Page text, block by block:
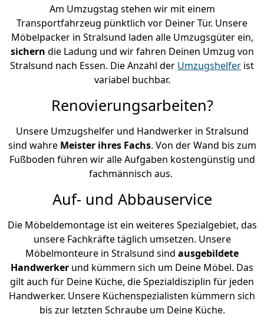
Am Umzugstag stehen wir mit einem
Transportfahrzeug pünktlich vor Deiner Tür. Unsere
Möbelpacker in Stralsund laden alle Umzugsgüter ein,
sichern die Ladung und wir fahren Deinen Umzug von
Stralsund nach Essen. Die Anzahl der Umzugshelfer ist
variabel buchbar.
Renovierungsarbeiten?
Unsere Umzugshelfer und Handwerker in Stralsund
sind wahre Meister ihres Fachs. Von der Wand bis zum
Fußboden führen wir alle Aufgaben kostengünstig und
fachmännisch aus.
Auf- und Abbauservice
Die Möbeldemontage ist ein weiteres Spezialgebiet, das
unsere Fachkräfte täglich umsetzen. Unsere
Möbelmonteure in Stralsund sind ausgebildete
Handwerker und kümmern sich um Deine Möbel. Das
gilt auch für Deine Küche, die Spezialdisziplin für jeden
Handwerker. Unsere Küchenspezialisten kümmern sich
bis zur letzten Schraube um Deine Küche.